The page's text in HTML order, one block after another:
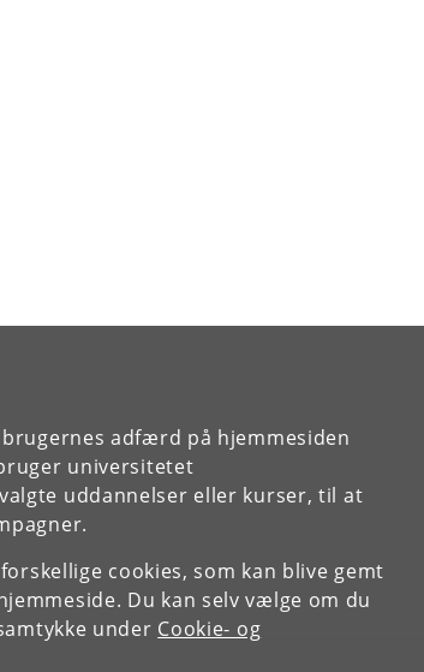
adfærd på hjemmesiden
universitetet
uddannelser eller kurser, til at
cookies, som kan blive gemt
Du kan selv vælge om du
under Cookie- og